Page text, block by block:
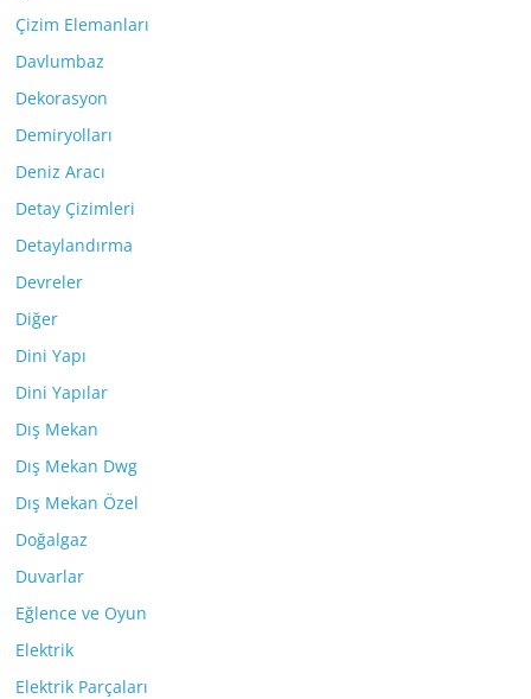
Çizim Elemanları
Davlumbaz
Dekorasyon
Demiryolları
Deniz Aracı
Detay Çizimleri
Detaylandırma
Devreler
Diğer
Dini Yapı
Dini Yapılar
Dış Mekan
Dış Mekan Dwg
Dış Mekan Özel
Doğalgaz
Duvarlar
Eğlence ve Oyun
Elektrik
Elektrik Parçaları